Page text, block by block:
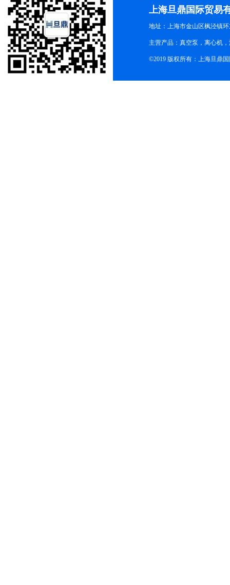
上海旦鼎国际贸易
地址：上海市金山区枫泾镇
主营产品：真空泵，离心机
©2019 版权所有：上海旦鼎